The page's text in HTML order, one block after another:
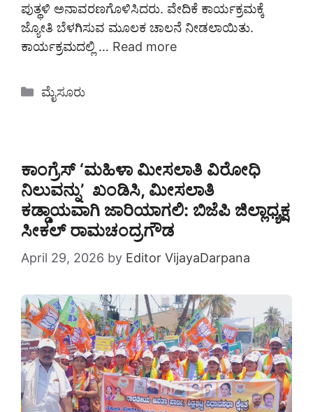
ಪುತ್ಥಳಿ ಅನಾವರಣಗೊಳಿಸಿದರು. ವೇದಿಕೆ ಕಾರ್ಯಕ್ರಮಕ್ಕೆ
ಜ್ಯೋತಿ ಬೆಳಗಿಸುವ ಮೂಲಕ ಚಾಲನೆ ನೀಡಲಾಯಿತು.
ಕಾರ್ಯಕ್ರಮದಲ್ಲಿ … Read more
Categories
ಮೈಸೂರು
ಕಾಂಗ್ರೆಸ್ ‘ಮಹಿಳಾ ಮೀಸಲಾತಿ ವಿರೋಧಿ
ನಿಲುವನ್ನು’ ಖಂಡಿಸಿ, ಮೀಸಲಾತಿ
ಕಡ್ಡಾಯವಾಗಿ ಜಾರಿಯಾಗಲಿ: ಬಿಜೆಪಿ ಜಿಲ್ಲಾಧ್ಯಕ್ಷ
ಸೀಕಲ್ ರಾಮಚಂದ್ರಗೌಡ
April 29, 2026 by Editor VijayaDarpana